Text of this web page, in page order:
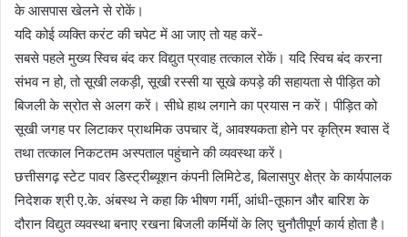
के आसपास खेलने से रोकें।
यदि कोई व्यक्ति करंट की चपेट में आ जाए तो यह करें-
सबसे पहले मुख्य स्विच बंद कर विद्युत प्रवाह तत्काल रोकें। यदि स्विच बंद करना
संभव न हो, तो सूखी लकड़ी, सूखी रस्सी या सूखे कपड़े की सहायता से पीड़ित को
बिजली के स्रोत से अलग करें। सीधे हाथ लगाने का प्रयास न करें। पीड़ित को
सूखी जगह पर लिटाकर प्राथमिक उपचार दें, आवश्यकता होने पर कृत्रिम श्वास दें
तथा तत्काल निकटतम अस्पताल पहुंचाने की व्यवस्था करें।
छत्तीसगढ़ स्टेट पावर डिस्ट्रीब्यूशन कंपनी लिमिटेड, बिलासपुर क्षेत्र के कार्यपालक
निदेशक श्री ए.के. अंबस्थ ने कहा कि भीषण गर्मी, आंधी-तूफान और बारिश के
दौरान विद्युत व्यवस्था बनाए रखना बिजली कर्मियों के लिए चुनौतीपूर्ण कार्य होता है।